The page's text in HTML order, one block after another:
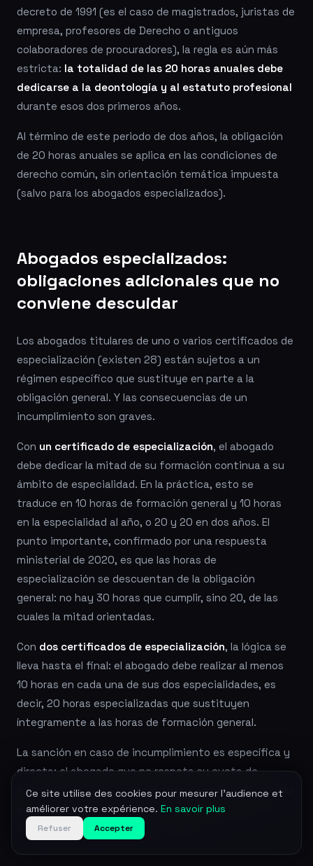
Ce site utilise des cookies pour mesurer l'audience et
améliorer votre expérience. En savoir plus
Refuser Accepter
decreto de 1991 (es el caso de magistrados, juristas de
empresa, profesores de Derecho o antiguos
colaboradores de procuradores), la regla es aún más
estricta: la totalidad de las 20 horas anuales debe
dedicarse a la deontología y al estatuto profesional
durante esos dos primeros años.
Al término de este periodo de dos años, la obligación
de 20 horas anuales se aplica en las condiciones de
derecho común, sin orientación temática impuesta
(salvo para los abogados especializados).
Abogados especializados:
obligaciones adicionales que no
conviene descuidar
Los abogados titulares de uno o varios certificados de
especialización (existen 28) están sujetos a un
régimen específico que sustituye en parte a la
obligación general. Y las consecuencias de un
incumplimiento son graves.
Con un certificado de especialización, el abogado
debe dedicar la mitad de su formación continua a su
ámbito de especialidad. En la práctica, esto se
traduce en 10 horas de formación general y 10 horas
en la especialidad al año, o 20 y 20 en dos años. El
punto importante, confirmado por una respuesta
ministerial de 2020, es que las horas de
especialización se descuentan de la obligación
general: no hay 30 horas que cumplir, sino 20, de las
cuales la mitad orientadas.
Con dos certificados de especialización, la lógica se
lleva hasta el final: el abogado debe realizar al menos
10 horas en cada una de sus dos especialidades, es
decir, 20 horas especializadas que sustituyen
íntegramente a las horas de formación general.
La sanción en caso de incumplimiento es específica y
directa: el abogado que no respeta su cuota de
formación en su especialidadpierde el derecho a usar
su mención de especialización , por decisión del
consejo del colegio notificada al CNB.